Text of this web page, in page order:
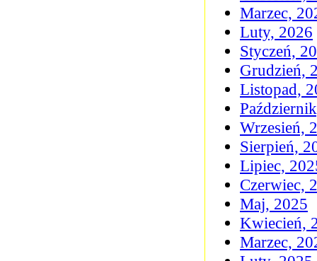
Marzec,
Luty, 2026
Styczeń,
Grudzień,
Listopad,
Wrzesień,
Sierpień,
Lipiec,
Czerwiec,
Maj, 2025
Kwiecień,
Marzec,